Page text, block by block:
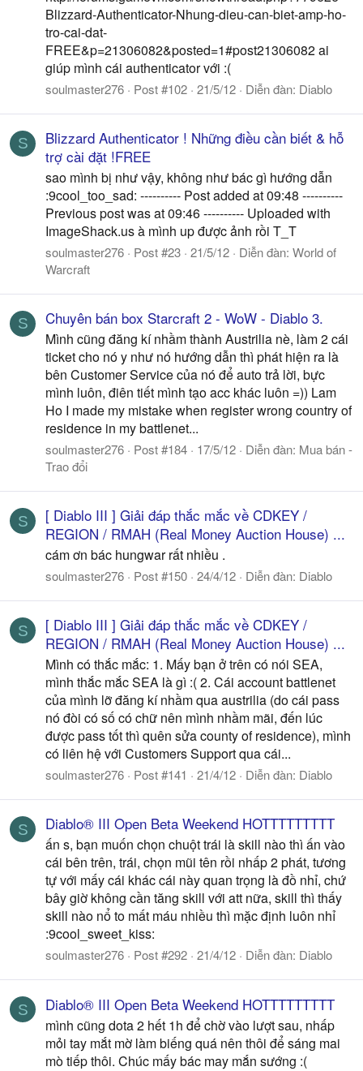
Blizzard-Authenticator-Nhung-dieu-can-biet-amp-ho-
tro-cai-dat-
FREE&p=21306082&posted=1#post21306082 ai
giúp mình cái authenticator với :(
soulmaster276 Post #102 21/5/12 Diễn đàn: Diablo
S
Blizzard Authenticator ! Những điều cần biết & hỗ
trợ cài đặt !FREE
sao mình bị như vậy, không như bác gì hướng dẫn
:9cool_too_sad: ---------- Post added at 09:48 ----------
Previous post was at 09:46 ---------- Uploaded with
ImageShack.us à mình up được ảnh rồi T_T
soulmaster276 Post #23 21/5/12 Diễn đàn: World of
Warcraft
S Chuyên bán box Starcraft 2 - WoW - Diablo 3.
Mình cũng đăng kí nhầm thành Austrilia nè, làm 2 cái
ticket cho nó y như nó hướng dẫn thì phát hiện ra là
bên Customer Service của nó để auto trả lời, bực
mình luôn, điên tiết mình tạo acc khác luôn =)) Lam
Ho I made my mistake when register wrong country of
residence in my battlenet...
soulmaster276 Post #184 17/5/12 Diễn đàn: Mua bán -
Trao đổi
S
[ Diablo III ] Giải đáp thắc mắc về CDKEY /
REGION / RMAH (Real Money Auction House) ...
cám ơn bác hungwar rất nhiều .
soulmaster276 Post #150 24/4/12 Diễn đàn: Diablo
S
[ Diablo III ] Giải đáp thắc mắc về CDKEY /
REGION / RMAH (Real Money Auction House) ...
Mình có thắc mắc: 1. Mấy bạn ở trên có nói SEA,
mình thắc mắc SEA là gì :( 2. Cái account battlenet
của mình lỡ đăng kí nhầm qua austrilia (do cái pass
nó đòi có số có chữ nên mình nhầm mãi, đến lúc
được pass tốt thì quên sửa county of residence), mình
có liên hệ với Customers Support qua cái...
soulmaster276 Post #141 21/4/12 Diễn đàn: Diablo
S Diablo® III Open Beta Weekend HOTTTTTTTTT
ấn s, bạn muốn chọn chuột trái là skill nào thì ấn vào
cái bên trên, trái, chọn mũi tên rồi nhấp 2 phát, tương
tự với mấy cái khác cái này quan trọng là đồ nhỉ, chứ
bây giờ không cần tăng skill với att nữa, skill thì thấy
skill nào nổ to mất máu nhiều thì mặc định luôn nhỉ
:9cool_sweet_kiss:
soulmaster276 Post #292 21/4/12 Diễn đàn: Diablo
S Diablo® III Open Beta Weekend HOTTTTTTTTT
mình cũng dota 2 hết 1h để chờ vào lượt sau, nhấp
mỏi tay mắt mờ làm biếng quá nên thôi để sáng mai
mò tiếp thôi. Chúc mấy bác may mắn sướng :(